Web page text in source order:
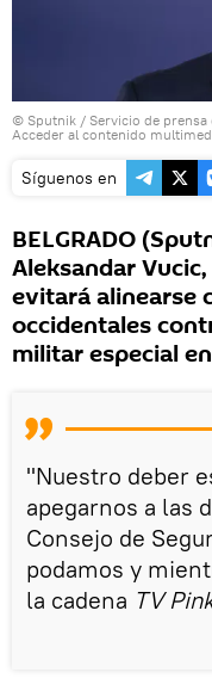
© Sputnik / Servicio de
Acceder al contenido
Síguenos en
BELGRADO
Aleksandar
evitará alinearse
occidentales
militar especial
"Nuestro deber
apegarnos a las
Consejo de
podamos y
la cadena TV